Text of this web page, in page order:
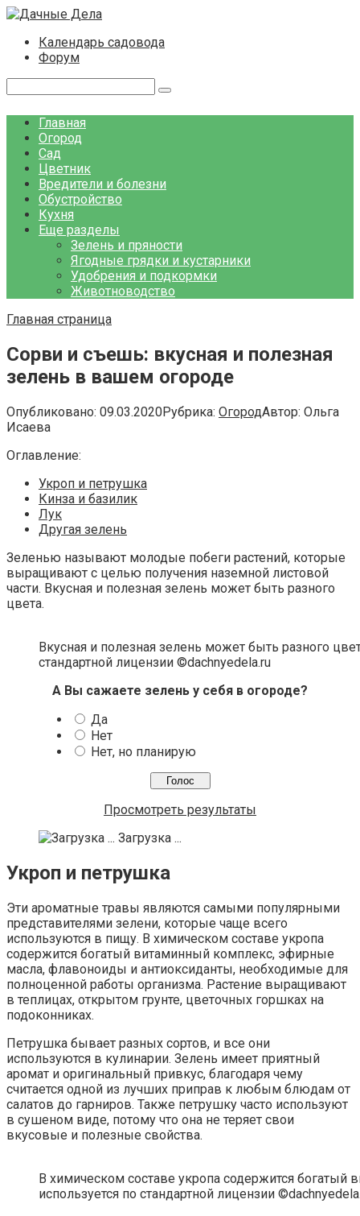
Перейти
контентуКалендарь садовода
Форум
Главная
Огород
Сад
Цветник
Вредители и болезни
Обустройство
Кухня
Еще разделы
Зелень и пряности
Ягодные грядки и кустарники
Удобрения и подкормки
Животноводство
Главная страница
Сорви и съешь: вкусная и полезная
зелень в вашем огороде
Опубликовано: 09.03.2020Рубрика: ОгородАвтор: Ольга
Исаева
Оглавление:
Укроп и петрушка
Кинза и базилик
Лук
Другая зелень
Зеленью называют молодые побеги растений, которые
выращивают с целью получения наземной листовой
части. Вкусная и полезная зелень может быть разного
цвета.
Вкусная и полезная зелень может быть разного
стандартной лицензии ©dachnyedela.ru
А Вы сажаете зелень у себя в огороде?
Да
Нет
Нет, но планирую
Просмотреть результаты
Загрузка ...
Укроп и петрушка
Эти ароматные травы являются самыми популярными
представителями зелени, которые чаще всего
используются в пищу. В химическом составе укропа
содержится богатый витаминный комплекс, эфирные
масла, флавоноиды и антиоксиданты, необходимые для
полноценной работы организма. Растение выращивают
в теплицах, открытом грунте, цветочных горшках на
подоконниках.
Петрушка бывает разных сортов, и все они
используются в кулинарии. Зелень имеет приятный
аромат и оригинальный привкус, благодаря чему
считается одной из лучших приправ к любым блюдам от
салатов до гарниров. Также петрушку часто используют
в сушеном виде, потому что она не теряет свои
вкусовые и полезные свойства.
В химическом составе укропа содержится
используется по стандартной лицензии